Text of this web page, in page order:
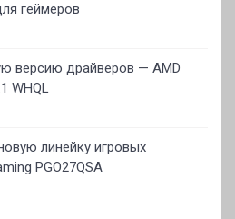
геймеров
версию драйверов — AMD
WHQL
линейку игровых
PGO27QSA